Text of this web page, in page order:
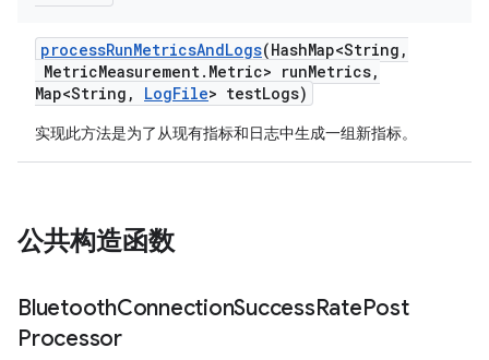
processRunMetricsAndLogs(HashMap<String ,
MetricMeasurement. Metric> runMetrics,
Map<String , LogFile> testLogs)
实现此方法是为了从现有指标和日志中生成一组新指标。
公共构造函数
BluetoothConnectionSuccessRatePost
Processor